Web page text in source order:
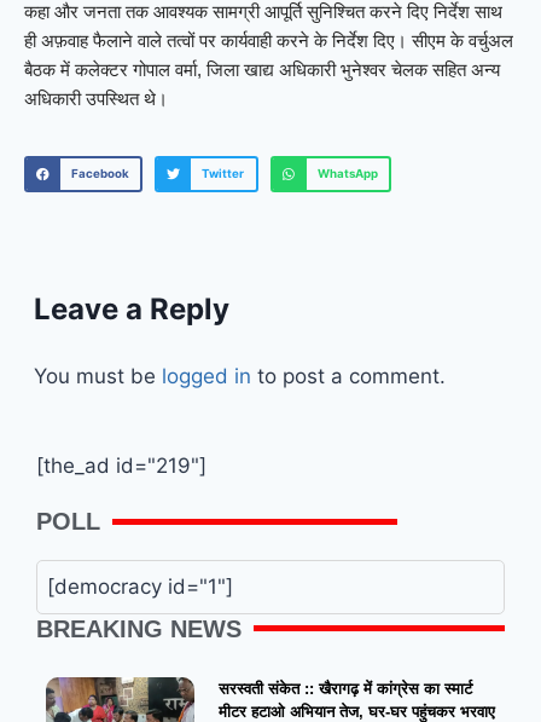
कहा और जनता तक आवश्यक सामग्री आपूर्ति सुनिश्चित करने दिए निर्देश साथ
ही अफ़वाह फैलाने वाले तत्वों पर कार्यवाही करने के निर्देश दिए। सीएम के वर्चुअल
बैठक में कलेक्टर गोपाल वर्मा, जिला खाद्य अधिकारी भुनेश्वर चेलक सहित अन्य
अधिकारी उपस्थित थे।
Facebook Twitter WhatsApp
Leave a Reply
You must be logged in to post a comment.
[the_ad id="219"]
POLL
[democracy id="1"]
BREAKING NEWS
सरस्वती संकेत :: खैरागढ़ में कांग्रेस का स्मार्ट
मीटर हटाओ अभियान तेज, घर-घर पहुंचकर भरवाए